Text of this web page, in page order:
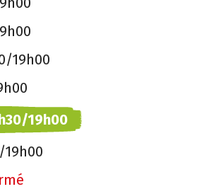
19h00
19h00